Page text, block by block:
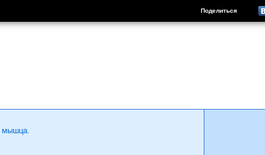
Поделиться
мышца.